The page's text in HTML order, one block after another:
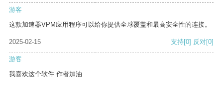
游客
这款加速器VPM应用程序可以给你提供全球覆盖和最高安全性的连接。
2025-02-15 支持[0] 反对[0]
游客
我喜欢这个软件 作者加油